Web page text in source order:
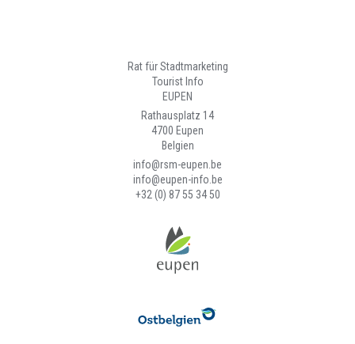
Rat für Stadtmarketing
Tourist Info
EUPEN
Rathausplatz 14
4700 Eupen
Belgien
info@rsm-eupen.be
info@eupen-info.be
+32 (0) 87 55 34 50